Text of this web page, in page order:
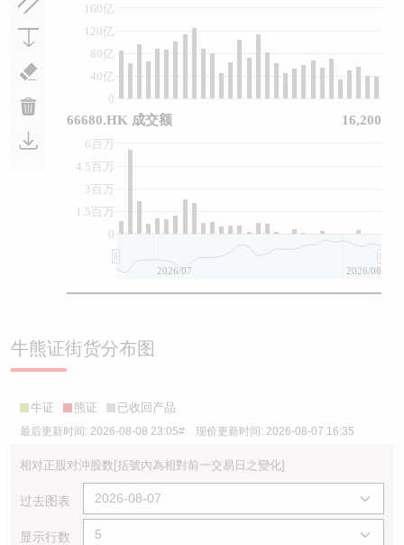
0
40亿
80亿
120亿
160亿
0
1.5百万
3百万
4.5百万
6百万
2026/07 2026/08
66680.HK 成交额 16,200
牛熊证街货分布图
牛证 熊证 已收回产品
最后更新时间: 2026-08-08 23:05# 现价更新时间: 2026-08-07 16:35
相对正股对沖股数[括號內為相對前一交易日之變化]
过去图表
显示行数